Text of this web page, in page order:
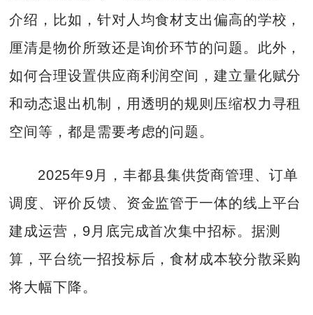
介绍，比如，针对人均食材支出偏高的学校，
厘清是物价所致还是询价环节的问题。此外，
如何合理设置供应商利润空间，建立量化赋分
和动态退出机制，用透明的规则压缩权力寻租
空间等，都是需要考虑的问题。
2025年9月，丰都县集供货商管理、订单
调度、评价反馈、资金监管于一体的线上平台
建成运营，9月底完成首次集中招标。据测
算，平台统一招投标后，食材成本较分散采购
将大幅下降。